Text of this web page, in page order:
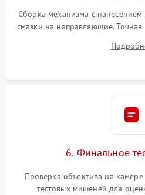
Сборка механизма с
смазки на направляющие.
программным или
бэк
6. Финальное
Проверка объектива на
тестовых мишеней для